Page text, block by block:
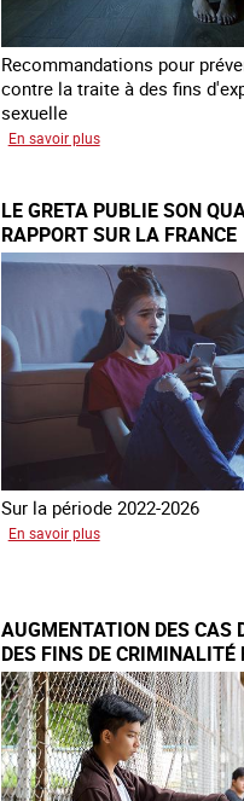
Recommandations pour
contre la traite à des fins
sexuelle
En savoir plussur
après
la
loi
du
13
avril
2016
LE GRETA PUBLIE SON
RAPPORT SUR LA FRANCE
Sur la période 2022-2026
En savoir plussur
son
quatrième
rapport
sur
la
France
AUGMENTATION DES CAS
DES FINS DE CRIMINALITÉ
EUROPE